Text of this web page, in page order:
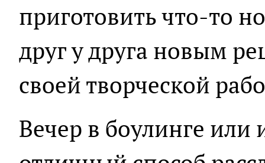
приготовить что-то
друг у друга новым
своей творческой
Вечер в боулинге или